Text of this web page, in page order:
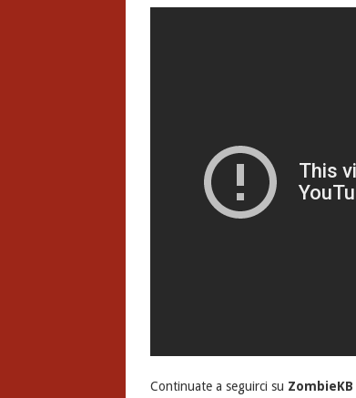
Continuate a seguirci su ZombieKB